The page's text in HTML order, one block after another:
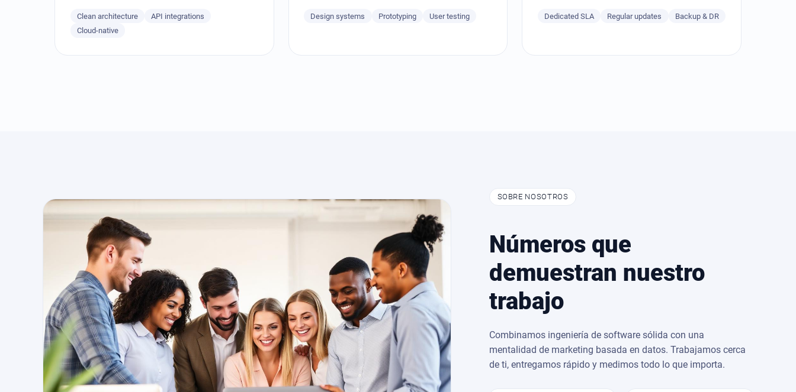
Clean architecture
API integrations
Cloud-native
Design systems Prototyping User testing Dedicated SLA Regular updates Backup & DR
SOBRE NOSOTROS
Números que
demuestran nuestro
trabajo
Combinamos ingeniería de software sólida con una
mentalidad de marketing basada en datos. Trabajamos cerca
de ti, entregamos rápido y medimos todo lo que importa.